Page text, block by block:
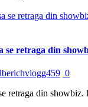
se retraga din
0
retraga din